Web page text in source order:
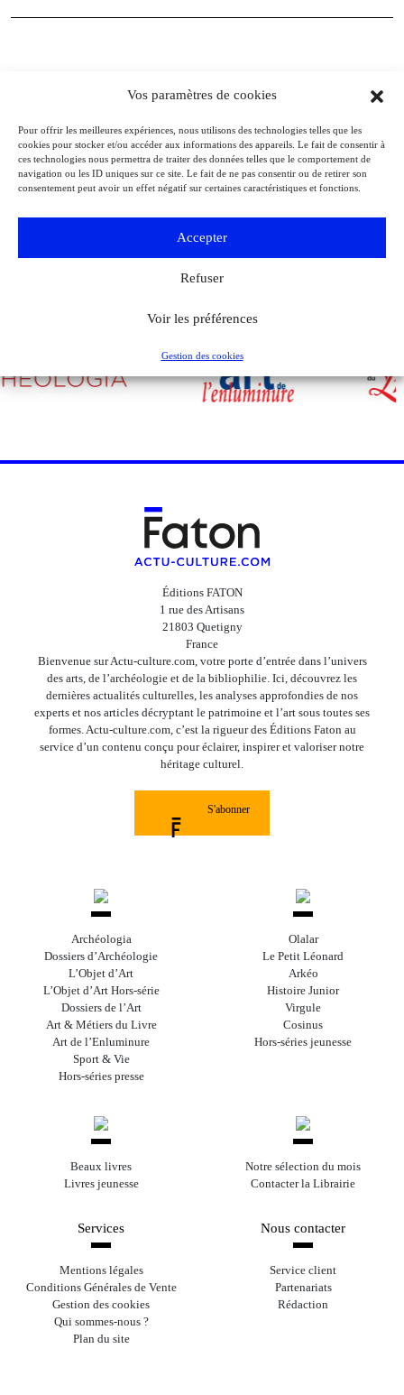
Vos paramètres de cookies
Pour offrir les meilleures expériences, nous utilisons des technologies telles que les
cookies pour stocker et/ou accéder aux informations des appareils. Le fait de consentir à
ces technologies nous permettra de traiter des données telles que le comportement de
navigation ou les ID uniques sur ce site. Le fait de ne pas consentir ou de retirer son
consentement peut avoir un effet négatif sur certaines caractéristiques et fonctions.
Accepter
Refuser
Voir les préférences
Gestion des cookies
Éditions FATON
1 rue des Artisans
21803 Quetigny
France
Bienvenue sur Actu-culture.com, votre porte d’entrée dans l’univers
des arts, de l’archéologie et de la bibliophilie. Ici, découvrez les
dernières actualités culturelles, les analyses approfondies de nos
experts et nos articles décryptant le patrimoine et l’art sous toutes ses
formes. Actu-culture.com, c’est la rigueur des Éditions Faton au
service d’un contenu conçu pour éclairer, inspirer et valoriser notre
héritage culturel.
S'abonner
Archéologia
Dossiers d’Archéologie
L’Objet d’Art
L’Objet d’Art Hors-série
Dossiers de l’Art
Art & Métiers du Livre
Art de l’Enluminure
Sport & Vie
Hors-séries presse
Olalar
Le Petit Léonard
Arkéo
Histoire Junior
Virgule
Cosinus
Hors-séries jeunesse
Beaux livres
Livres jeunesse
Notre sélection du mois
Contacter la Librairie
Services
Mentions légales
Conditions Générales de Vente
Gestion des cookies
Qui sommes-nous ?
Plan du site
Nous contacter
Service client
Partenariats
Rédaction